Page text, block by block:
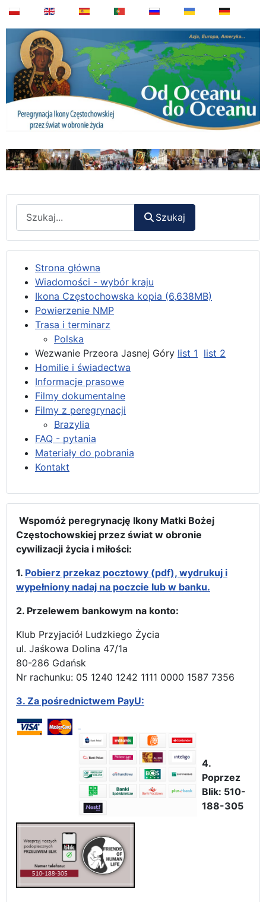
Szukaj
Strona główna
Wiadomości - wybór kraju
Ikona Częstochowska kopia (6,638MB)
Powierzenie NMP
Trasa i terminarz
Polska
Wezwanie Przeora Jasnej Góry list 1 list 2
Homilie i świadectwa
Informacje prasowe
Filmy dokumentalne
Filmy z peregrynacji
Brazylia
FAQ - pytania
Materiały do pobrania
Kontakt
Wspomóż peregrynację Ikony Matki Bożej
Częstochowskiej przez świat w obronie
cywilizacji życia i miłości:
1. Pobierz przekaz pocztowy (pdf), wydrukuj i
wypełniony nadaj na poczcie lub w banku.
2. Przelewem bankowym na konto:
Klub Przyjaciół Ludzkiego Życia
ul. Jaśkowa Dolina 47/1a
80-286 Gdańsk
Nr rachunku: 05 1240 1242 1111 0000 1587 7356
3. Za pośrednictwem PayU:
4.
Poprzez
Blik: 510-
188-305